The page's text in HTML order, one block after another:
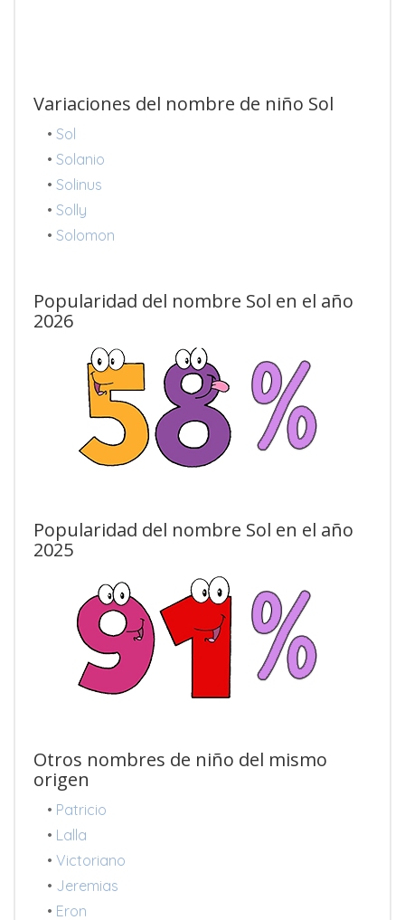
Variaciones del nombre de niño Sol
• Sol
• Solanio
• Solinus
• Solly
• Solomon
Popularidad del nombre Sol en el año
2026
Popularidad del nombre Sol en el año
2025
Otros nombres de niño del mismo
origen
• Patricio
• Lalla
• Victoriano
• Jeremias
• Eron